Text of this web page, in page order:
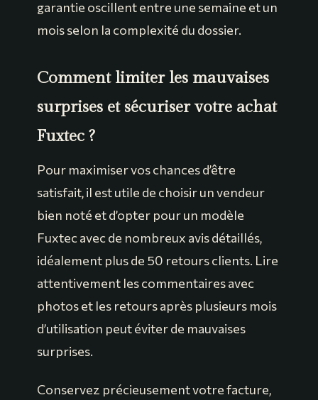
garantie oscillent entre une semaine et un
mois selon la complexité du dossier.
Comment limiter les mauvaises
surprises et sécuriser votre achat
Fuxtec ?
Pour maximiser vos chances d’être
satisfait, il est utile de choisir un vendeur
bien noté et d’opter pour un modèle
Fuxtec avec de nombreux avis détaillés,
idéalement plus de 50 retours clients. Lire
attentivement les commentaires avec
photos et les retours après plusieurs mois
d’utilisation peut éviter de mauvaises
surprises.
Conservez précieusement votre facture,